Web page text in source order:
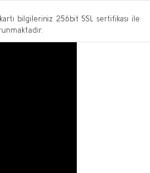
bilgileriniz 256bit SSL sertifikası ile